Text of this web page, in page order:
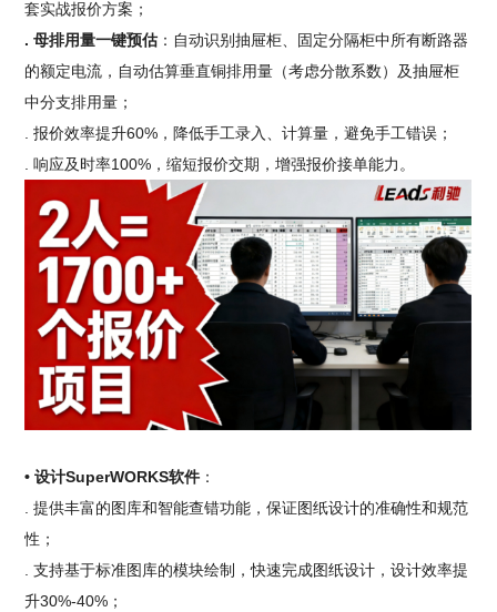
套实战报价方案；
. 母排用量一键预估 ：自动识别抽屉柜、固定分隔柜中所有断路器
的额定电流，自动估算垂直铜排用量（考虑分散系数）及抽屉柜
中分支排用量；
. 报价效率提升60%，降低手工录入、计算量，避免手工错误；
. 响应及时率100%，缩短报价交期，增强报价接单能力。
• 设计SuperWORKS软件 ：
. 提供丰富的图库和智能查错功能，保证图纸设计的准确性和规范
性；
. 支持基于标准图库的模块绘制，快速完成图纸设计，设计效率提
升30%-40%；